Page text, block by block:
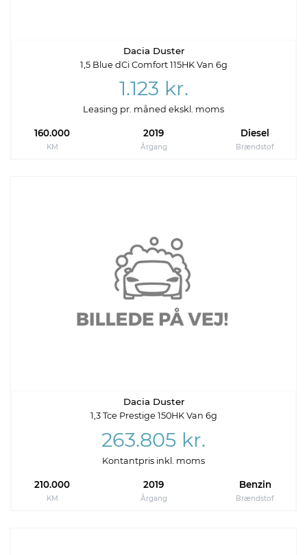
Dacia Duster
1,5 Blue dCi Comfort 115HK Van 6g
1.123 kr.
Leasing pr. måned ekskl. moms
160.000
KM
2019
Årgang
Diesel
Brændstof
Dacia Duster
1,3 Tce Prestige 150HK Van 6g
263.805 kr.
Kontantpris inkl. moms
210.000
KM
2019
Årgang
Benzin
Brændstof